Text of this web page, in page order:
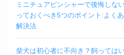
ミニチュアピンシャーで後悔しな
っておくべき5つのポイント:よく
解決法
柴犬は初心者に不向き？飼っては